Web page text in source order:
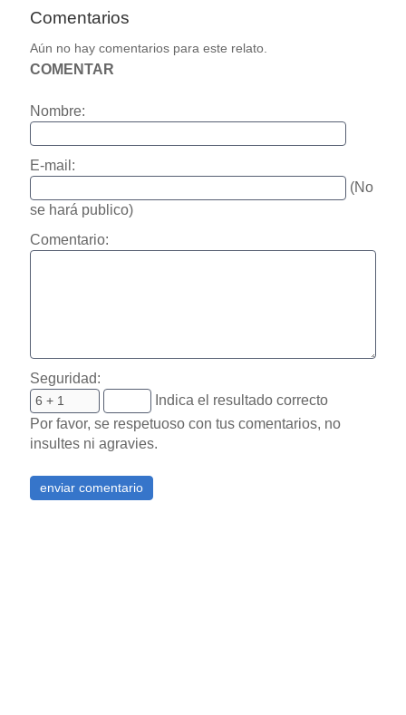
Comentarios
Aún no hay comentarios para este relato.
COMENTAR
Nombre:
E-mail:
(No
se hará publico)
Comentario:
Seguridad:
Indica el resultado correcto
Por favor, se respetuoso con tus comentarios, no
insultes ni agravies.